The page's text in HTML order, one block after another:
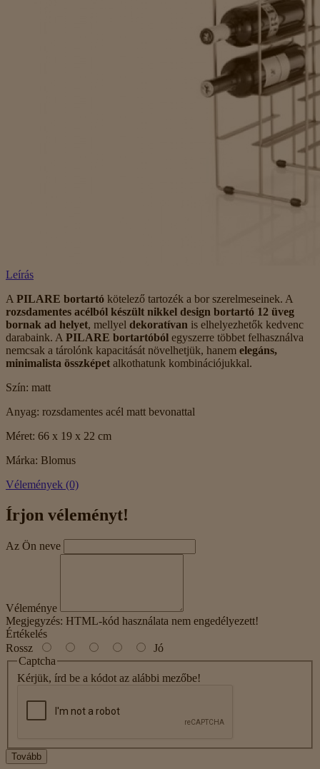
Leírás
A PILARE bortartó kötelező tartozék a bor szerelmeseinek. A
rozsdamentes acélból készült nikkel design bortartó 12 üveg
bornak ad helyet, mellyel dekoratívan is elhelyezhetők kedvenc
darabaink. A PILARE bortartóból egyszerre többet felhasználva
nemcsak a tárolónk kapacitását növelhetjük, hanem elegáns,
minimalista összképet alkothatunk kombinációjukkal.
Szín: matt
Anyag: rozsdamentes acél matt bevonattal
Méret: 66 x 19 x 22 cm
Márka: Blomus
Vélemények (0)
Írjon véleményt!
Az Ön neve
Véleménye
Megjegyzés: HTML-kód használata nem engedélyezett!
Értékelés
Rossz
Jó
Captcha
Kérjük, írd be a kódot az alábbi mezőbe!
Tovább